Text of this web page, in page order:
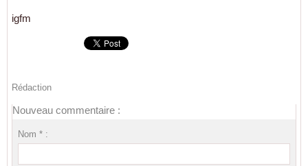
igfm
Rédaction
Nouveau commentaire :
Nom * :